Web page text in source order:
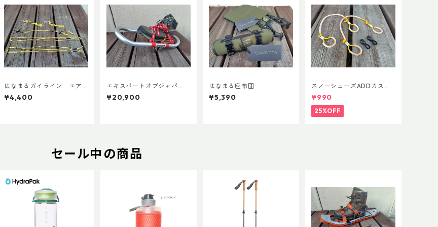
はなまるガイライン エア
ライズ張り綱セット
¥4,400
エキスパートオブジャパ
ン スノーシューズL ADD
カスタムVer.5
¥20,900
はなまる座布団
¥5,390
スノーシューズADDカスタ
ム Ver.5用 オリジナルカス
タムヒールパーツ
¥990
25%OFF
セール中の商品